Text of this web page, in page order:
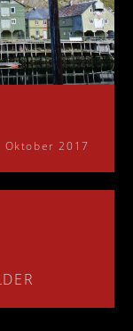
Oktober 2017